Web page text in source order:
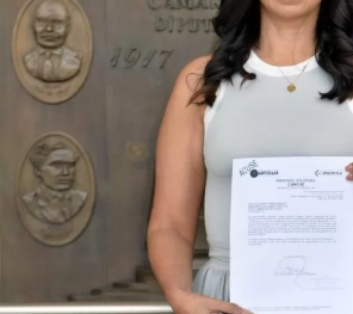
coyuntura actual exige priorizar la
para asegurar la continuidad del
región sureste del país.
Con esta determinación, el senador
decisiva en su trayectoria pública,
estrategia de cercanía ciudadana. Su
Roo busca garantizar la cohesión de
izquierda de cara a los próximos retos
institucional se procesará conforme a
establecidos, manteniendo la